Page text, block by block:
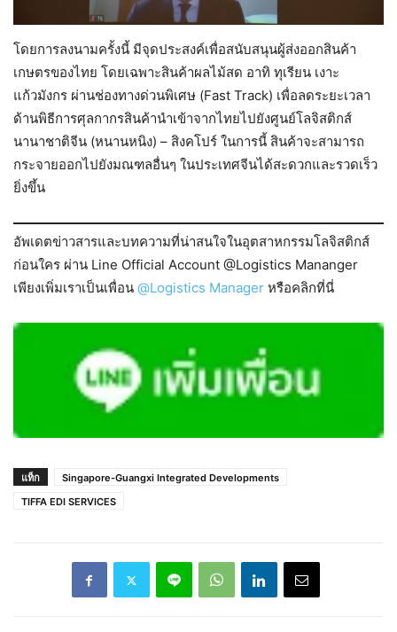
โดยการลงนามครั้งนี้ มีจุดประสงค์เพื่อสนับสนุนผู้ส่งออกสินค้า
เกษตรของไทย โดยเฉพาะสินค้าผลไม้สด อาทิ ทุเรียน เงาะ
แก้วมังกร ผ่านช่องทางด่วนพิเศษ (Fast Track) เพื่อลดระยะเวลา
ด้านพิธีการศุลกากรสินค้านำเข้าจากไทยไปยังศูนย์โลจิสติกส์
นานาชาติจีน (หนานหนิง) – สิงคโปร์ ในการนี้ สินค้าจะสามารถ
กระจายออกไปยังมณฑลอื่นๆ ในประเทศจีนได้สะดวกและรวดเร็ว
ยิ่งขึ้น
อัพเดตข่าวสารและบทความที่น่าสนใจในอุตสาหกรรมโลจิสติกส์
ก่อนใคร ผ่าน Line Official Account @Logistics Mananger
เพียงเพิ่มเราเป็นเพื่อน @Logistics Manager หรือคลิกที่นี่
แท็ก
Singapore-Guangxi Integrated Developments
TIFFA EDI SERVICES